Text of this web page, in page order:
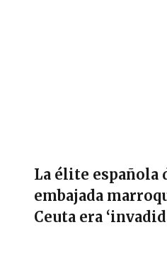
La élite española
embajada
Ceuta era